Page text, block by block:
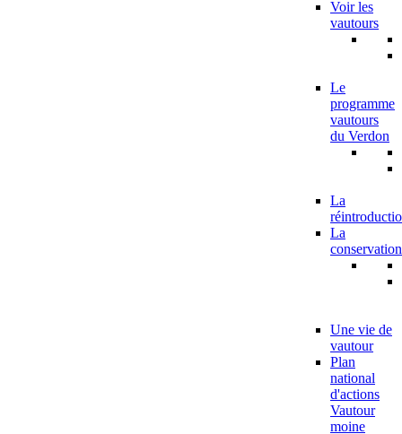
Voir les
vautours
Le
programme
vautours
du Verdon
La
La
conservation
Une vie de
vautour
Plan
national
d'actions
Vautour
moine